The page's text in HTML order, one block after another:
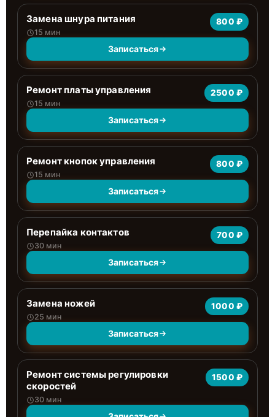
Замена шнура питания
15 мин
800 ₽
Записаться
Ремонт платы управления
15 мин
2500 ₽
Записаться
Ремонт кнопок управления
15 мин
800 ₽
Записаться
Перепайка контактов
30 мин
700 ₽
Записаться
Замена ножей
25 мин
1000 ₽
Записаться
Ремонт системы регулировки
скоростей
30 мин
1500 ₽